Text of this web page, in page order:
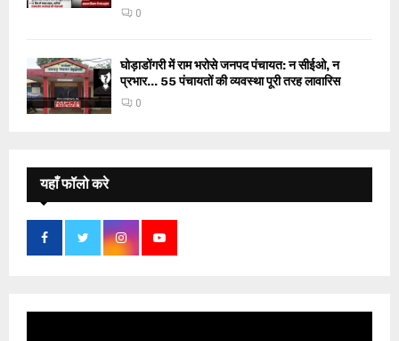
0
घोड़ाडोंगरी में राम भरोसे जनपद पंचायत: न सीईओ, न
प्रभार… 55 पंचायतों की व्यवस्था पूरी तरह लावारिस
0
यहाँ फॉलो करे